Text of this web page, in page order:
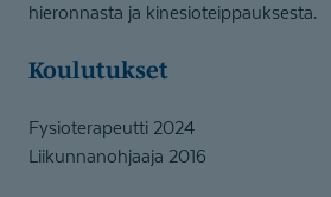
hieronnasta ja kinesioteippauksesta.
Koulutukset
Fysioterapeutti 2024
Liikunnanohjaaja 2016